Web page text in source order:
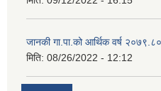
जानकी गा.पा.को आर्थिक वर्ष २०७९.८०
मिति: 08/26/2022 - 12:12